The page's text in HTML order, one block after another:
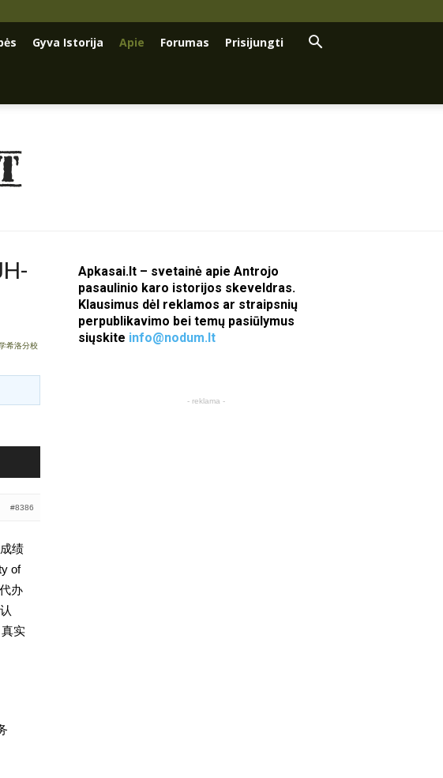
Gyva Istorija Apie Forumas Prisijungti
希洛分校
#8386
绩
of
办
实
Apkasai.lt – svetainė apie Antrojo
pasaulinio karo istorijos skeveldras.
Klausimus dėl reklamos ar straipsnių
perpublikavimo bei temų pasiūlymus
siųskite info@nodum.lt
- reklama -